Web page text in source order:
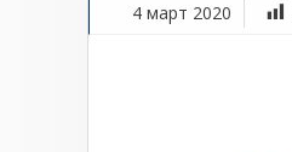
4 март 2020